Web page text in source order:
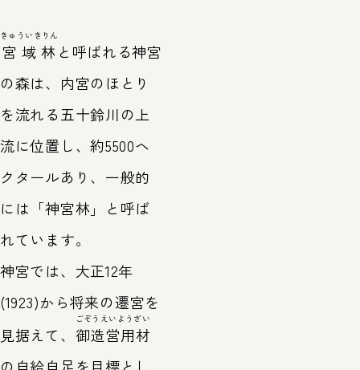
宮域林
きゅういきりん
と呼ばれる神宮
の森は、内宮のほとり
を流れる五十鈴川の上
流に位置し、約5500ヘ
クタールあり、一般的
には「神宮林」と呼ば
れています。
神宮では、大正12年
(1923)から将来の遷宮を
見据えて、 御造営用材
ごぞうえいようざい